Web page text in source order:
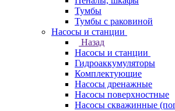
Тумбы
Тумбы с раковиной
Насосы и станции
Назад
Насосы и станции
Гидроаккумуляторы
Комплектующие
Насосы дренажные
Насосы поверхностные
Насосы скважинные